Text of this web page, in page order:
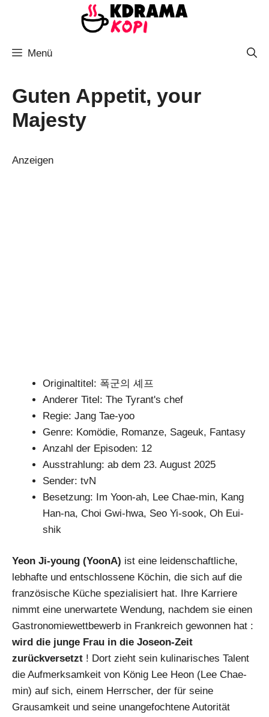
Menü
Guten Appetit, your
Majesty
Anzeigen
Originaltitel: 폭군의 셰프
Anderer Titel: The Tyrant's chef
Regie: Jang Tae-yoo
Genre: Komödie, Romanze, Sageuk, Fantasy
Anzahl der Episoden: 12
Ausstrahlung: ab dem 23. August 2025
Sender: tvN
Besetzung: Im Yoon-ah, Lee Chae-min, Kang
Han-na, Choi Gwi-hwa, Seo Yi-sook, Oh Eui-
shik
Yeon Ji-young (YoonA) ist eine leidenschaftliche,
lebhafte und entschlossene Köchin, die sich auf die
französische Küche spezialisiert hat. Ihre Karriere
nimmt eine unerwartete Wendung, nachdem sie einen
Gastronomiewettbewerb in Frankreich gewonnen hat :
wird die junge Frau in die Joseon-Zeit
zurückversetzt ! Dort zieht sein kulinarisches Talent
die Aufmerksamkeit von König Lee Heon (Lee Chae-
min) auf sich, einem Herrscher, der für seine
Grausamkeit und seine unangefochtene Autorität